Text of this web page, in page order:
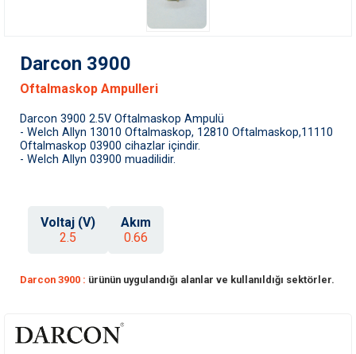
Darcon 3900
Oftalmaskop Ampulleri
Darcon 3900 2.5V Oftalmaskop Ampulü
- Welch Allyn 13010 Oftalmaskop, 12810 Oftalmaskop,11110
Oftalmaskop 03900 cihazlar içindir.
- Welch Allyn 03900 muadilidir.
Voltaj (V)
2.5
Akım
0.66
Darcon 3900 : ürünün uygulandığı alanlar ve kullanıldığı sektörler.